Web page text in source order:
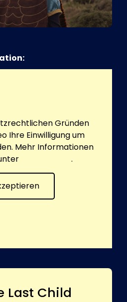
Gründen
Ihre Einwilligung um
Mehr Informationen
.
Last Child